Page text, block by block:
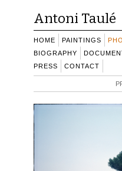
Antoni Taulé
HOME PAINTINGS
BIOGRAPHY
PRESS
CONTACT